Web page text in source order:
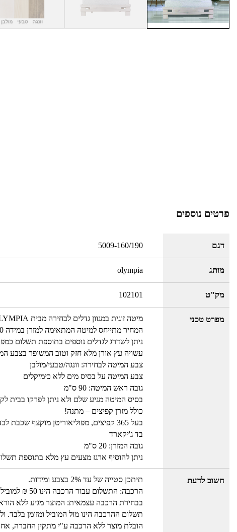
פרטים נוספים
דגם 5009-160/190
מותג olympia
מק"ט 102101
מפרט טכני
מיטה זוגית במגוון גדלים לבחירה מבית OLYMPIA
המחיר מתייחס למיטה המתאימה למזרן במידה 140/190 ס"מ
ניתן לשדרג לגדלים נוספים בתוספת תשלום
עשויה עץ אורן מלא חזק וטוב המשופר בצבע
צבע המיטה לבחירה: וונגה/טבעי/מולבן
צבע המיטה על בסיס מים ללא כימיקלים
גובה ראש המיטה: 90 ס"מ
בסיס המיטה מגיע שלם ולא ניתן לפרקו בבית
כולל מזרן קפיצים – מתנה!
בעל 365 קפיצים, מפוליאוריטן מוקצף שכבת לבד קשיחה לשימור חיי אורך המזרן
בד ג'יקארד
גובה המזרן: 20 ס"מ
ניתן להוסיף ארגז מצעים עץ מלא בתוספת
חשוב לדעת
תיתכן סטייה של עד 2% בצבע ומידות.
הרכבה: התשלום עבור הרכבה הינו 50 ₪ למוביל בבית עבור כל מוצר.
בבחירת הרכבה עצמאית: המוצר מגיע ללא
תשלום ההרכבה הינו מול המוביל ומזומן בלבד.
הובלת מוצר ללא הרכבה ע"י מתקין החברה,